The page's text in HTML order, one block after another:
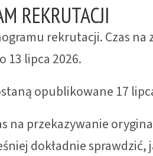
REKRUTACJI
rekrutacji. Czas
13 lipca 2026.
opublikowane 17
na przekazywanie
dokładnie